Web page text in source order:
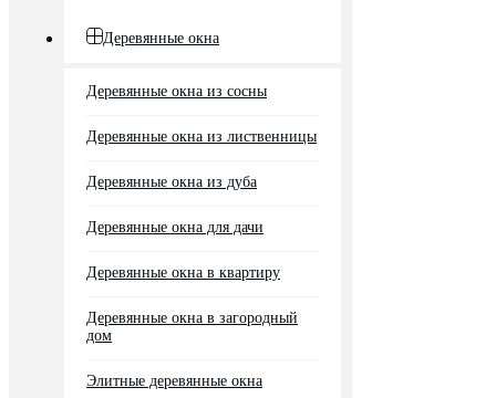
Деревянные окна
Деревянные окна из сосны
Деревянные окна из лиственницы
Деревянные окна из дуба
Деревянные окна для дачи
Деревянные окна в квартиру
Деревянные окна в загородный
дом
Элитные деревянные окна